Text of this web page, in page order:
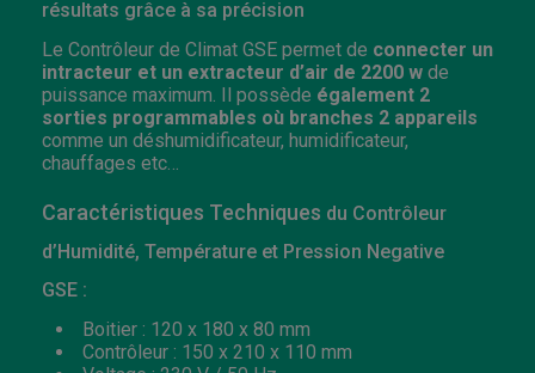
résultats grâce à sa précision
Le Contrôleur de Climat GSE permet de connecter un
intracteur et un extracteur d’air de 2200 w de
puissance maximum. Il possède également 2
sorties programmables où branches 2 appareils
comme un déshumidificateur, humidificateur,
chauffages etc…
Caractéristiques Techniques du Contrôleur
d’Humidité, Température et Pression Negative
GSE :
Boitier : 120 x 180 x 80 mm
Contrôleur : 150 x 210 x 110 mm